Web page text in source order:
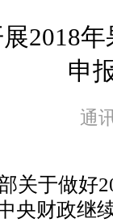
2018
申
通
关于做好
央财政继